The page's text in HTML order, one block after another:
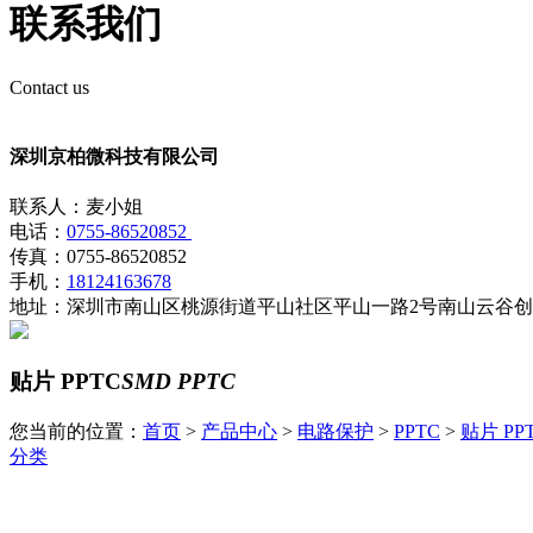
联系我们
Contact us
深圳京柏微科技有限公司
联系人：麦小姐
电话： 0755-86520852
传真：0755-86520852
手机： 18124163678
地址：深圳市南山区桃源街道平山社区平山一路2号南山云谷
贴片 PPTCSMD PPTC
您当前的位置： 首页 > 产品中心 > 电路保护 > PPTC > 贴片
分类